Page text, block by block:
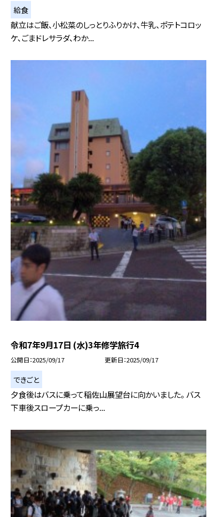
給食
献立はご飯、小松菜のしっとりふりかけ、牛乳、ポテトコロッ
ケ、ごまドレサラダ、わか...
令和7年9月17日 (水)3年修学旅行4
公開日 2025/09/17 更新日 2025/09/17
できごと
夕食後はバスに乗って稲佐山展望台に向かいました。 バス
下車後スロープカーに乗っ...